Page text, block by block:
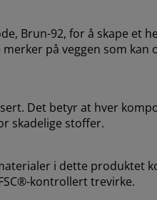
Brun-92, for å skape et
på veggen som
Det betyr at hver
skadelige stoffer.
i dette produktet
kontrollert trevirke.